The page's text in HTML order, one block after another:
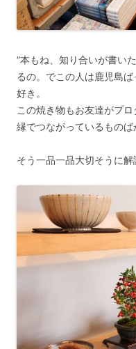
“本もね、知り合いが書い
るの。でこの人は鹿児島
好き。
この焼き物もお友達がプ
縁でつながっているものば
そう一品一品大切そうに解